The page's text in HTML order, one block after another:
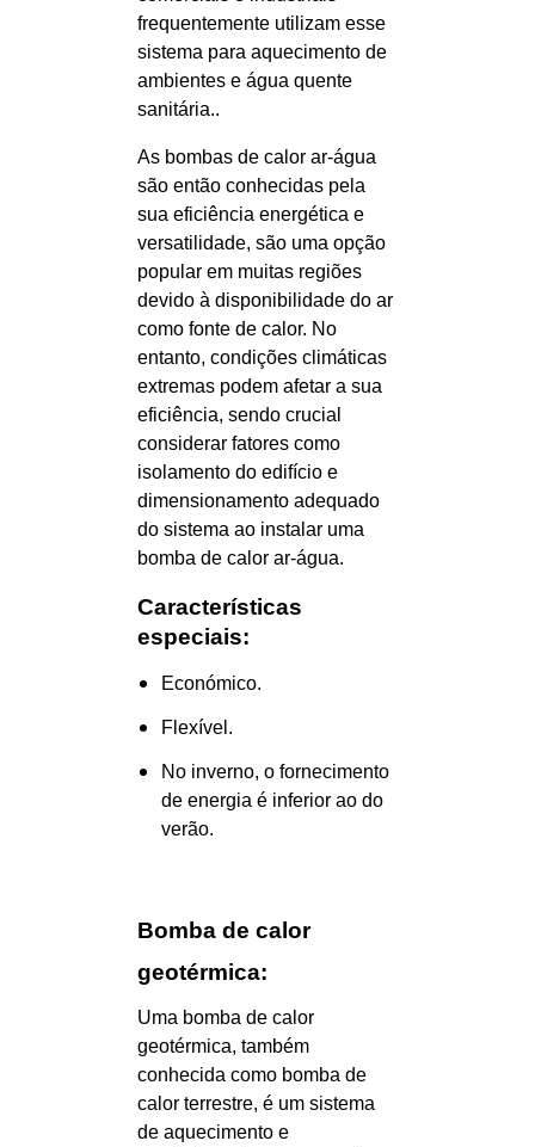
frequentemente utilizam esse
sistema para aquecimento de
ambientes e água quente
sanitária..
As bombas de calor ar-água
são então conhecidas pela
sua eficiência energética e
versatilidade, são uma opção
popular em muitas regiões
devido à disponibilidade do ar
como fonte de calor. No
entanto, condições climáticas
extremas podem afetar a sua
eficiência, sendo crucial
considerar fatores como
isolamento do edifício e
dimensionamento adequado
do sistema ao instalar uma
bomba de calor ar-água.
Características
especiais:
Económico.
Flexível.
No inverno, o fornecimento
de energia é inferior ao do
verão.
Bomba de calor
geotérmica:
Uma bomba de calor
geotérmica, também
conhecida como bomba de
calor terrestre, é um sistema
de aquecimento e